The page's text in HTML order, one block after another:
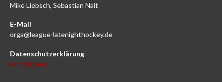
Mike Liebsch, Sebastian Nait
E-Mail
orga@league-latenighthockey.de
Datenschutzerklärung
Hier klicken